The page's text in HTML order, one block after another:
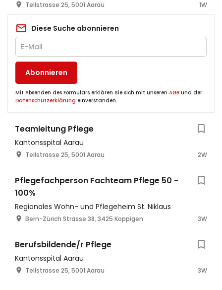
Tellstrasse 25, 5001 Aarau 1W
Diese Suche abonnieren
Abonnieren
Mit Absenden des Formulars erklären Sie sich mit unseren AGB und der
Datenschutzerklärung einverstanden.
Teamleitung Pflege
Kantonsspital Aarau
Tellstrasse 25, 5001 Aarau 2W
Pflegefachperson Fachteam Pflege 50 -
100%
Regionales Wohn- und Pflegeheim St. Niklaus
Bern-Zürich Strasse 38, 3425 Koppigen 3W
Berufsbildende/r Pflege
Kantonsspital Aarau
Tellstrasse 25, 5001 Aarau 3W